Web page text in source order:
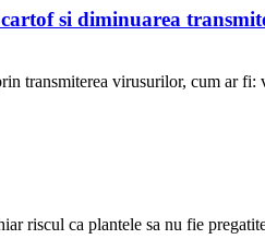
si diminuarea
transmiterea virusurilor, cum ar fi:
riscul ca plantele sa nu fie